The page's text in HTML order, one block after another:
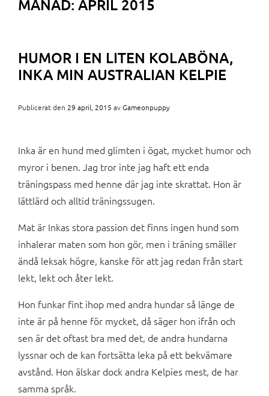
MÅNAD: APRIL 2015
HUMOR I EN LITEN KOLABÖNA,
INKA MIN AUSTRALIAN KELPIE
Publicerat den 29 april, 2015 avGameonpuppy
Inka är en hund med glimten i ögat, mycket humor och
myror i benen. Jag tror inte jag haft ett enda
träningspass med henne där jag inte skrattat. Hon är
lättlärd och alltid träningssugen.
Mat är Inkas stora passion det finns ingen hund som
inhalerar maten som hon gör, men i träning smäller
ändå leksak högre, kanske för att jag redan från start
lekt, lekt och åter lekt.
Hon funkar fint ihop med andra hundar så länge de
inte är på henne för mycket, då säger hon ifrån och
sen är det oftast bra med det, de andra hundarna
lyssnar och de kan fortsätta leka på ett bekvämare
avstånd. Hon älskar dock andra Kelpies mest, de har
samma språk.